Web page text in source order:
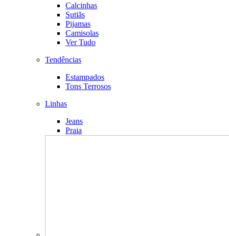
Calcinhas
Sutiãs
Pijamas
Camisolas
Ver Tudo
Tendências
Estampados
Tons Terrosos
Linhas
Jeans
Praia